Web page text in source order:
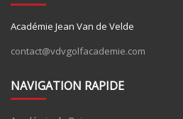
Académie Jean Van de Velde
contact@vdvgolfacademie.com
NAVIGATION RAPIDE